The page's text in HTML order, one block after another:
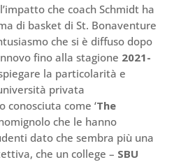
che coach Schmidt ha
di basket di St. Bonaventure
che si è diffuso dopo
fino alla stagione 2021-
la particolarità e
privata
conosciuta come ‘The
che le hanno
dato che sembra più una
che un college – SBU